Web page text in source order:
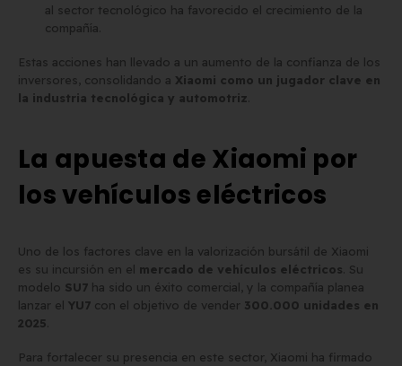
al sector tecnológico ha favorecido el crecimiento de la
compañía.
Estas acciones han llevado a un aumento de la confianza de los
inversores, consolidando a Xiaomi como un jugador clave en
la industria tecnológica y automotriz
La apuesta de Xiaomi por
los vehículos eléctricos
Uno de los factores clave en la valorización bursátil de Xiaomi
es su incursión en el mercado de vehículos eléctricos . Su
modelo SU7 ha sido un éxito comercial, y la compañía planea
lanzar el YU7 con el objetivo de vender 300.000 unidades en
2025
Para fortalecer su presencia en este sector, Xiaomi ha firmado